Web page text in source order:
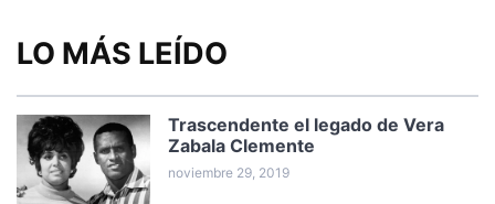
LO MÁS LEÍDO
Trascendente el legado de Vera
Zabala Clemente
noviembre 29, 2019